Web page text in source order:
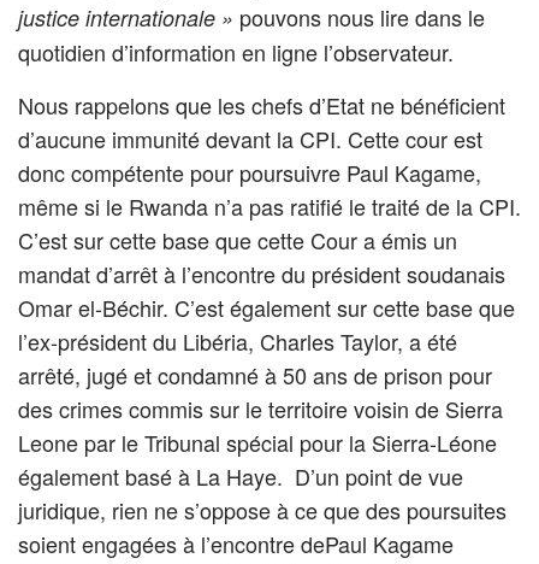
justice internationale » pouvons nous lire dans le
quotidien d’information en ligne l’observateur.
Nous rappelons que les chefs d’Etat ne bénéficient
d’aucune immunité devant la CPI. Cette cour est
donc compétente pour poursuivre Paul Kagame,
même si le Rwanda n’a pas ratifié le traité de la CPI.
C’est sur cette base que cette Cour a émis un
mandat d’arrêt à l’encontre du président soudanais
Omar el-Béchir. C’est également sur cette base que
l’ex-président du Libéria, Charles Taylor, a été
arrêté, jugé et condamné à 50 ans de prison pour
des crimes commis sur le territoire voisin de Sierra
Leone par le Tribunal spécial pour la Sierra-Léone
également basé à La Haye. D’un point de vue
juridique, rien ne s’oppose à ce que des poursuites
soient engagées à l’encontre dePaul Kagame